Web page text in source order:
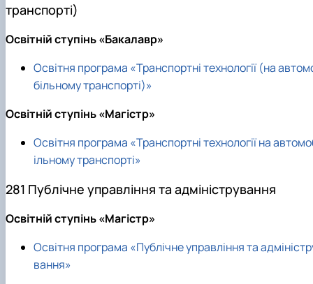
транспорті)
Освітній ступінь «Бакалавр»
Освітня програма «Транспортні технології (на
більному транспорті)»
Освітній ступінь «Магістр»
Освітня програма «Транспортні технології на
ільному транспорті»
281 Публічне управління та адміністрування
Освітній ступінь «Магістр»
Освітня програма «Публічне управління та
вання»